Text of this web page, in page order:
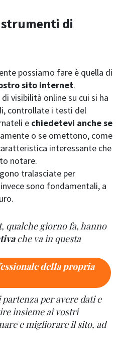
di
possiamo fare è quella di
sito internet.
visibilità online su cui si ha
controllate i testi del
e chiedetevi anche se
o se omettono, come
interessante che
notare.
tralasciate per
sono fondamentali, a
qualche giorno fa, hanno
che va in questa
della propria
per avere dati e
insieme ai vostri
e migliorare il sito, ad